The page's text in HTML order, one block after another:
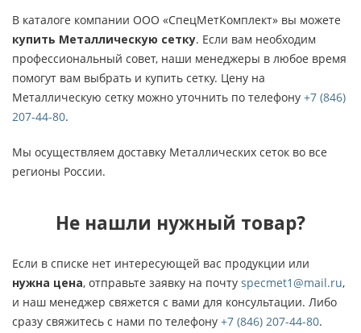
В каталоге компании ООО «СпецМетКомплект» вы можете
купить Металлическую сетку. Если вам необходим
профессиональный совет, наши менеджеры в любое время
помогут вам выбрать и купить сетку. Цену на
Металлическую сетку можно уточнить по телефону +7 (846)
207-44-80.
Мы осуществляем доставку Металлических сеток во все
регионы России.
Не нашли нужный товар?
Если в списке нет интересующей вас продукции или
нужна цена, отправьте заявку на почту specmet1@mail.ru,
и наш менеджер свяжется с вами для консультации. Либо
сразу свяжитесь с нами по телефону +7 (846) 207-44-80.